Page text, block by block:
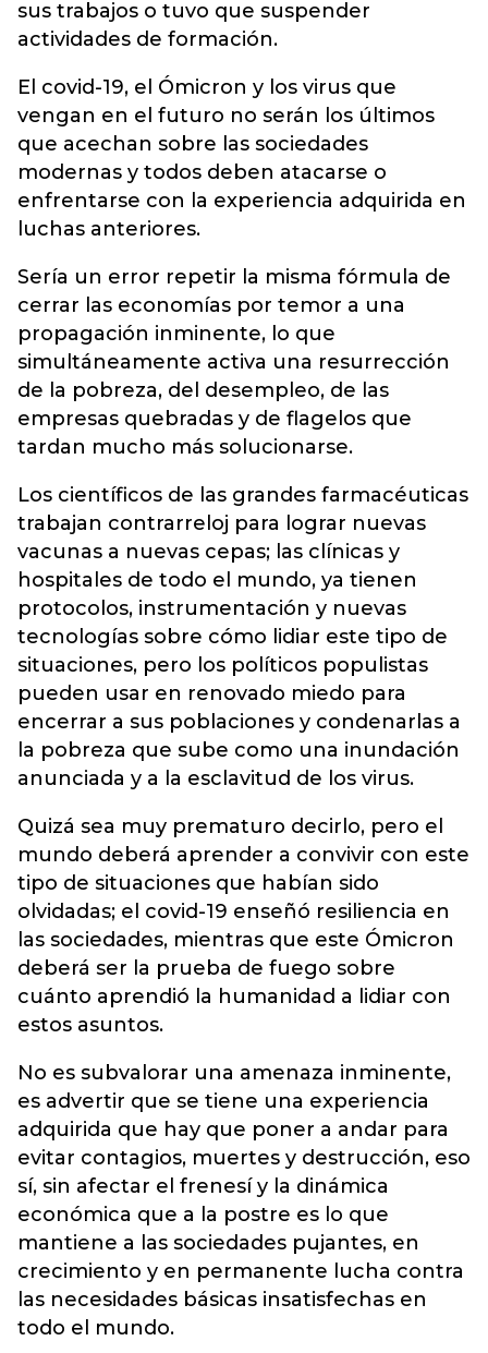
sus trabajos o tuvo que suspender
actividades de formación.
El covid-19, el Ómicron y los virus que
vengan en el futuro no serán los últimos
que acechan sobre las sociedades
modernas y todos deben atacarse o
enfrentarse con la experiencia adquirida en
luchas anteriores.
Sería un error repetir la misma fórmula de
cerrar las economías por temor a una
propagación inminente, lo que
simultáneamente activa una resurrección
de la pobreza, del desempleo, de las
empresas quebradas y de flagelos que
tardan mucho más solucionarse.
Los científicos de las grandes farmacéuticas
trabajan contrarreloj para lograr nuevas
vacunas a nuevas cepas; las clínicas y
hospitales de todo el mundo, ya tienen
protocolos, instrumentación y nuevas
tecnologías sobre cómo lidiar este tipo de
situaciones, pero los políticos populistas
pueden usar en renovado miedo para
encerrar a sus poblaciones y condenarlas a
la pobreza que sube como una inundación
anunciada y a la esclavitud de los virus.
Quizá sea muy prematuro decirlo, pero el
mundo deberá aprender a convivir con este
tipo de situaciones que habían sido
olvidadas; el covid-19 enseñó resiliencia en
las sociedades, mientras que este Ómicron
deberá ser la prueba de fuego sobre
cuánto aprendió la humanidad a lidiar con
estos asuntos.
No es subvalorar una amenaza inminente,
es advertir que se tiene una experiencia
adquirida que hay que poner a andar para
evitar contagios, muertes y destrucción, eso
sí, sin afectar el frenesí y la dinámica
económica que a la postre es lo que
mantiene a las sociedades pujantes, en
crecimiento y en permanente lucha contra
las necesidades básicas insatisfechas en
todo el mundo.